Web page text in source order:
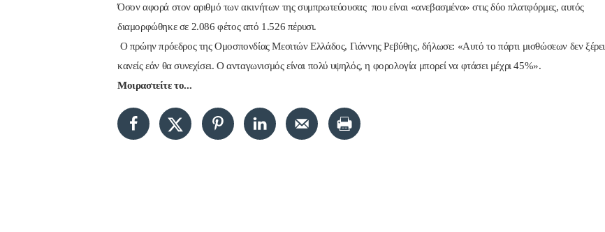
Όσον αφορά στον αριθμό των ακινήτων της συμπρωτεύουσας που είναι «ανεβασμένα» στις δύο πλατφόρμες, αυτός
διαμορφώθηκε σε 2.086 φέτος από 1.526 πέρυσι.
Ο πρώην πρόεδρος της Ομοσπονδίας Μεσιτών Ελλάδος, Γιάννης Ρεβύθης, δήλωσε: «Αυτό το πάρτι μισθώσεων δεν ξέρει
κανείς εάν θα συνεχίσει. Ο ανταγωνισμός είναι πολύ υψηλός, η φορολογία μπορεί να φτάσει μέχρι 45%».
Μοιραστείτε το...